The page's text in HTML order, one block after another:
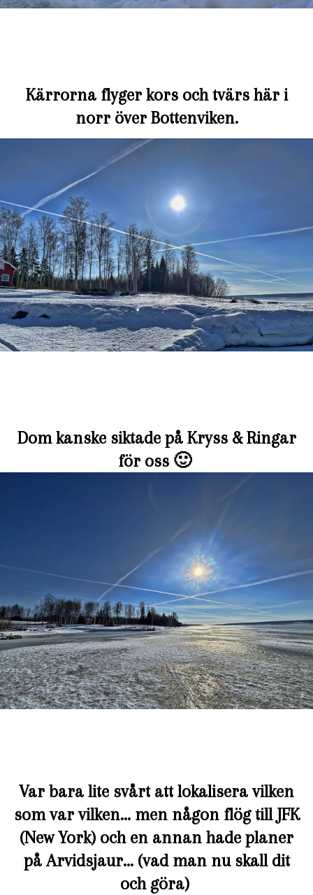
Kärrorna flyger kors och tvärs här i
norr över Bottenviken.
Dom kanske siktade på Kryss & Ringar
för oss 🙂
Var bara lite svårt att lokalisera vilken
som var vilken… men någon flög till JFK
(New York) och en annan hade planer
på Arvidsjaur… (vad man nu skall dit
och göra)